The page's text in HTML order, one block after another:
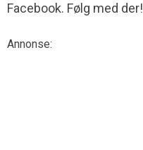
Facebook. Følg med der!
Annonse: